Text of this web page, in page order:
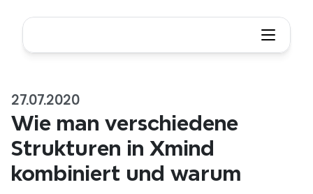
27.07.2020
Wie man verschiedene
Strukturen in Xmind
kombiniert und warum